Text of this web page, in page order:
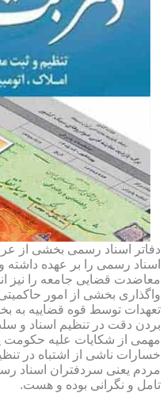
دفاتر اسناد رسمی بخشی از
اسناد رسمی را بر عهده
معاضدت قضایی جامعه را نیز
واگذاری بخشی از امور
تعهدات توسط قوه قضاییه به
بردن دقت در تنظیم اسناد و
مهمی از شکایات علیه حکومت
خسارات ناشی از اشتباه در
مردم یعنی سردفتران اسناد
تامل و نگرانی بوده و هست.